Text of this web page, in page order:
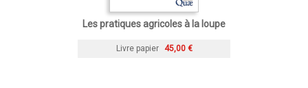
Les pratiques agricoles à la loupe
Livre papier 45,00 €